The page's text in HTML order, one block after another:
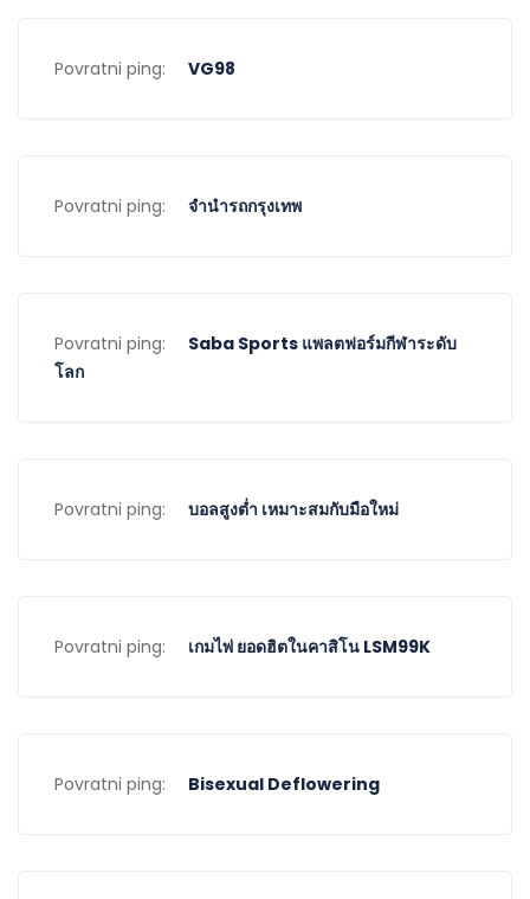
Povratni ping: VG98
Povratni ping: จำนำรถกรุงเทพ
Povratni ping:
Saba Sports แพลตฟอร์มกีฬาระดับ
โลก
Povratni ping: บอลสูงต่ำ เหมาะสมกับมือใหม่
Povratni ping: เกมไพ่ ยอดฮิตในคาสิโน LSM99K
Povratni ping: Bisexual Deflowering